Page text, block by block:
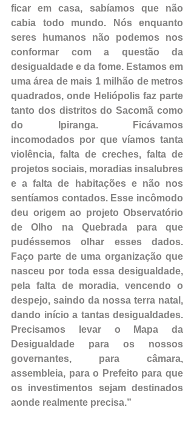
ficar em casa, sabíamos que não
cabia todo mundo. Nós enquanto
seres humanos não podemos nos
conformar com a questão da
desigualdade e da fome. Estamos em
uma área de mais 1 milhão de metros
quadrados, onde Heliópolis faz parte
tanto dos distritos do Sacomã como
do Ipiranga. Ficávamos
incomodados por que víamos tanta
violência, falta de creches, falta de
projetos sociais, moradias insalubres
e a falta de habitações e não nos
sentíamos contados. Esse incômodo
deu origem ao projeto Observatório
de Olho na Quebrada para que
pudéssemos olhar esses dados.
Faço parte de uma organização que
nasceu por toda essa desigualdade,
pela falta de moradia, vencendo o
despejo, saindo da nossa terra natal,
dando início a tantas desigualdades.
Precisamos levar o Mapa da
Desigualdade para os nossos
governantes, para câmara,
assembleia, para o Prefeito para que
os investimentos sejam destinados
aonde realmente precisa.”